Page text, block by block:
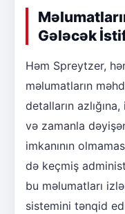
Gələcək
Həm Spreytzer,
məlumatların
detalların
və zamanla
imkanının
də keçmiş
bu məlumatları
sistemini tənqid